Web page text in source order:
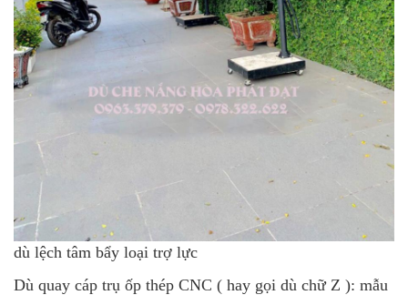
dù lệch tâm bẩy loại trợ lực
Dù quay cáp trụ ốp thép CNC ( hay gọi dù chữ Z ): mẫu